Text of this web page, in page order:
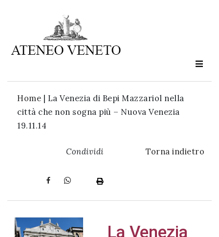
Home | La Venezia di Bepi Mazzariol nella
città che non sogna più – Nuova Venezia
19.11.14
Condividi Torna indietro
La Venezia
Ateneo
è
cultura
movimento
newsletter: